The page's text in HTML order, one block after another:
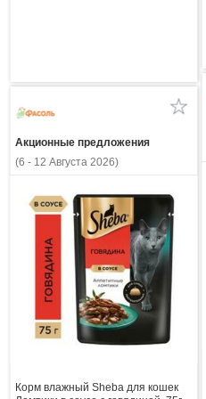
Акционные предложения
(6 - 12 Августа 2026)
Корм влажный Sheba для кошек